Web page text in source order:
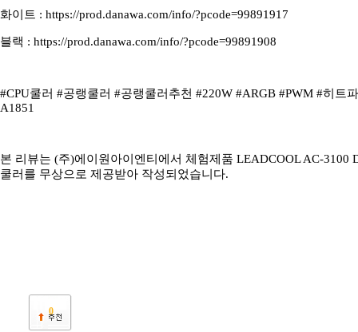
화이트 : https://prod.danawa.com/info/?pcode=99891917
블랙 : https://prod.danawa.com/info/?pcode=99891908
#CPU쿨러 #공랭쿨러 #공랭쿨러추천 #220W #ARGB #PWM #히트
A1851
본 리뷰는 (주)에이원아이엔티에서 체험제품 LEADCOOL AC-3100
쿨러를 무상으로 제공받아 작성되었습니다.
0